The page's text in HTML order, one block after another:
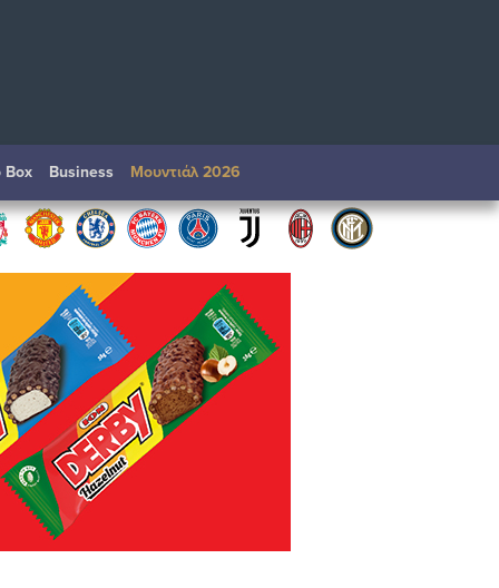
Box Βusiness Μουντιάλ 2026